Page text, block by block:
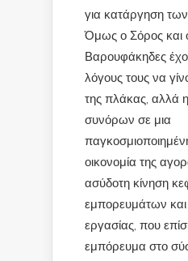
για κατάργηση
Όμως ο Σόρος και
Βαρουφάκηδες
λόγους τους να
της πλάκας, αλλά
συνόρων σε μια
οικονομία της
ασύδοτη κίνηση
εμπορευμάτων
εργασίας, που
εμπόρευμα στο